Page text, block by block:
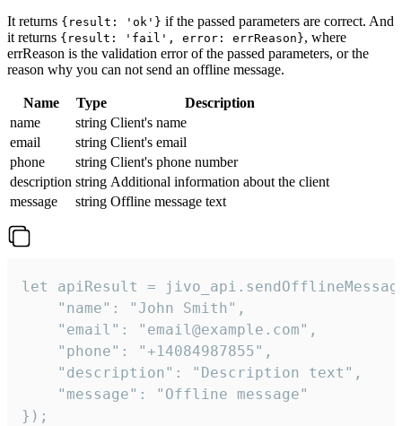
It returns {result: 'ok'} if the passed parameters are correct. And
it returns {result: 'fail', error: errReason}, where
errReason is the validation error of the passed parameters, or the
reason why you can not send an offline message.
Name Type
Description
name
string Client's name
email
string Client's email
phone
string Client's phone number
description string Additional information about the client
message
string Offline message text
let apiResult =
    "name": "John Smith",
    "email": "email@example.com",
    "phone": "+14084987855",
    "description": "Description text",
    "message": "Offline message"
});